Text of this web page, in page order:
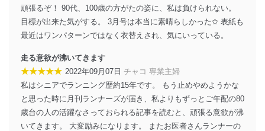
株式会社富士山マガジンサービス 個人情報問い合わせ
係
TEL：0570-200-223
FAX：03-5459-7073
改訂：2025年2月20日
株式会社富士山マガジンサービス
代表取締役会長 西野 伸一郎
個人情報の取扱いについて
頑張るぞ！ 90代、100歳の方がたの姿に、私は負けられない。
目標が出来た気がする。 3月号は本当に素晴らしかった✩ 表紙も
最近はワンパターンではなく衣替えされ、気にいっている。
走る意欲が沸いてきます
★★★★★ 2022年09月07日 チャコ 専業主婦
私はシニアでランニング歴約15年です。 もう止めやめようかな
と思った時に月刊ランナーズが届き、私よりもずっとご年配の80
歳台の人の活躍なさっておられる記事を読むと、頑張る意欲が沸
いてきます。 大変励みになります。 またお医者さんランナーの